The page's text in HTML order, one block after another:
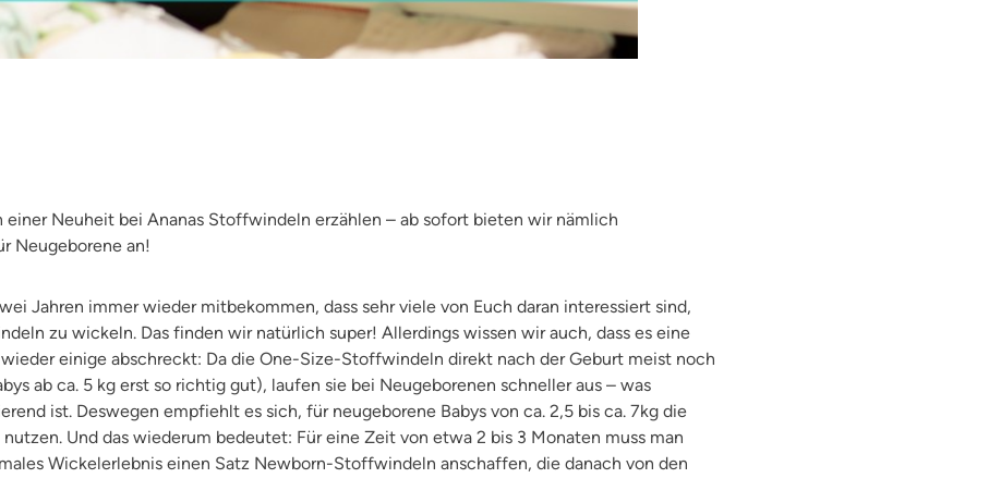
Neuheit bei Ananas Stoffwindeln erzählen – ab sofort bieten wir nämlich
Neugeborene an!
Jahren immer wieder mitbekommen, dass sehr viele von Euch daran interessiert sind,
zu wickeln. Das finden wir natürlich super! Allerdings wissen wir auch, dass es eine
einige abschreckt: Da die One-Size-Stoffwindeln direkt nach der Geburt meist noch
ab ca. 5 kg erst so richtig gut), laufen sie bei Neugeborenen schneller aus – was
ist. Deswegen empfiehlt es sich, für neugeborene Babys von ca. 2,5 bis ca. 7kg die
Und das wiederum bedeutet: Für eine Zeit von etwa 2 bis 3 Monaten muss man
Wickelerlebnis einen Satz Newborn-Stoffwindeln anschaffen, die danach von den